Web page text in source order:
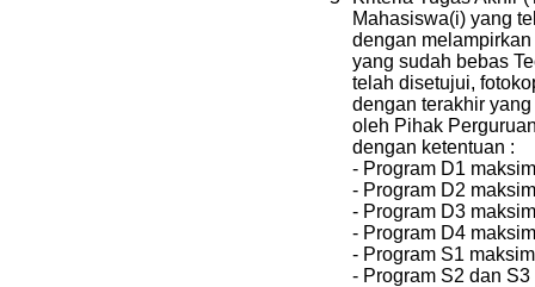
Mahasiswa(i) yang
dengan
yang sudah bebas
telah disetujui,
dengan terakhir
oleh Pihak
dengan ketentuan :
- Program D1
- Program D2
- Program D3
- Program D4
- Program S1
- Program S2 dan